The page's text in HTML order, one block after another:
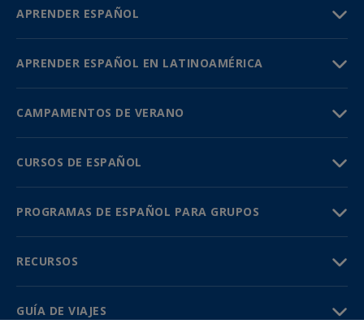
APRENDER ESPAÑOL
APRENDER ESPAÑOL EN LATINOAMÉRICA
CAMPAMENTOS DE VERANO
CURSOS DE ESPAÑOL
PROGRAMAS DE ESPAÑOL PARA GRUPOS
RECURSOS
GUÍA DE VIAJES